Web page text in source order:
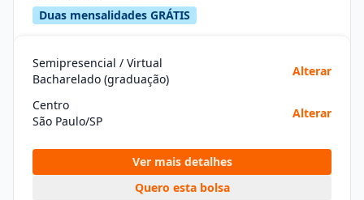
Duas mensalidades GRÁTIS
Semipresencial / Virtual
Bacharelado (graduação)
Alterar
Centro
São Paulo/SP
Alterar
Ver mais detalhes
Quero esta bolsa